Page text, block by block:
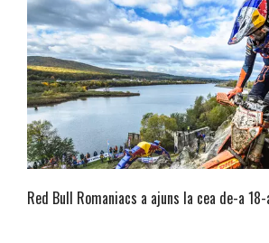
Red Bull Romaniacs a ajuns la cea de-a